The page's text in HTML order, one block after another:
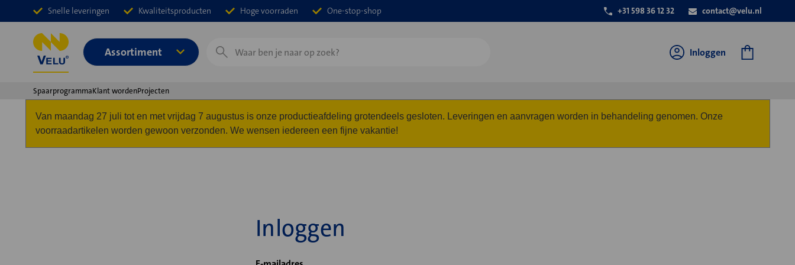
Snelle leveringen Kwaliteitsproducten Hoge voorraden One-stop-shop +31 598 36 12 32 contact@velu.nl
Assortiment
Zoeken
Inloggen
SpaarprogrammaKlant wordenProjecten
Van maandag 27 juli tot en met vrijdag 7 augustus is onze productieafdeling grotendeels gesloten. Leveringen en aanvragen worden in behandeling genomen. Onze
voorraadartikelen worden gewoon verzonden. We wensen iedereen een fijne vakantie!
Inloggen